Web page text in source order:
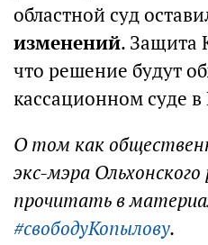
областной суд
изменений. Защита
что решение будут
кассационном суде
О том как
экс-мэра
прочитать в
#свободуКопылову.